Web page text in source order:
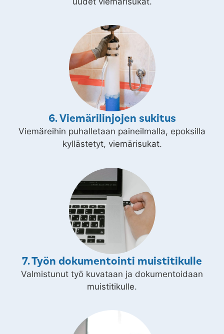
6. Viemärilinjojen sukitus
Viemäreihin puhalletaan paineilmalla, epoksilla
kyllästetyt, viemärisukat.
7. Työn dokumentointi muistitikulle
Valmistunut työ kuvataan ja dokumentoidaan
muistitikulle.